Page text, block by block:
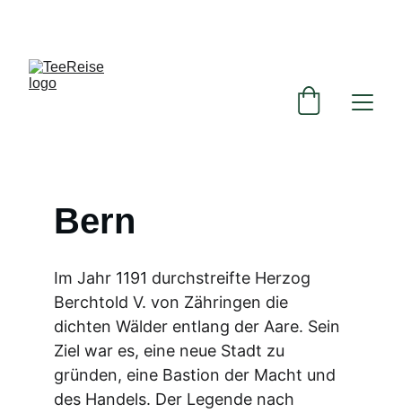
Bern
Im Jahr 1191 durchstreifte Herzog
Berchtold V. von Zähringen die
dichten Wälder entlang der Aare. Sein
Ziel war es, eine neue Stadt zu
gründen, eine Bastion der Macht und
des Handels. Der Legende nach